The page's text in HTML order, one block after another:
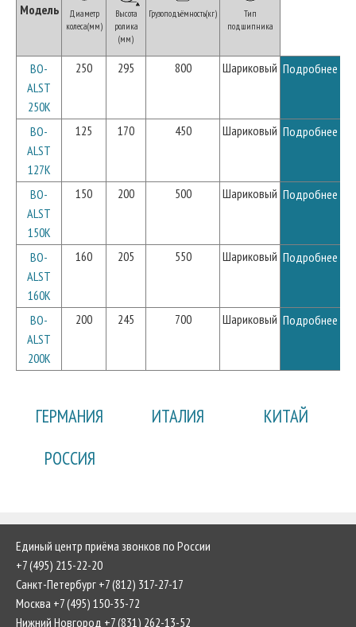
Модель
Диаметр
колеса(мм)
Высота
ролика
(мм)
Грузоподъёмность(кг)
Тип
подшипника
BO-
ALST
250K
250 295 800 Шариковый Подробнее
BO-
ALST
127K
125 170 450 Шариковый Подробнее
BO-
ALST
150K
150 200 500 Шариковый Подробнее
BO-
ALST
160K
160 205 550 Шариковый Подробнее
BO-
ALST
200K
200 245 700 Шариковый Подробнее
ГЕРМАНИЯ ИТАЛИЯ
КИТАЙ
РОССИЯ
Единый центр приёма звонков по России
+7 (495) 215-22-20
Санкт-Петербург +7 (812) 317-27-17
Москва +7 (495) 150-35-72
Нижний Новгород +7 (831) 262-13-52